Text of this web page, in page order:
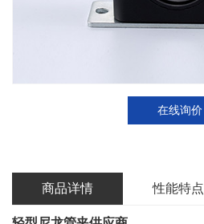
在线询价
商品详情 性能特点